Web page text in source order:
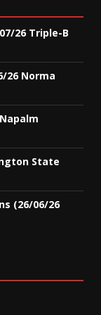
26 Triple-B
26 Norma
State
(26/06/26